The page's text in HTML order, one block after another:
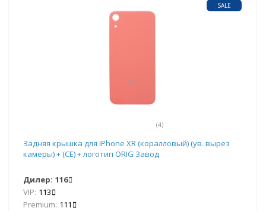
(4)
SALE
Задняя крышка для iPhone XR (коралловый) (ув. вырез
камеры) + (СЕ) + логотип ORIG Завод
Дилер: 116
VIP: 113
Premium: 111